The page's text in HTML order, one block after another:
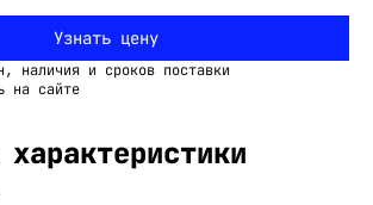
Узнать цену
наличия и сроков поставки
на сайте